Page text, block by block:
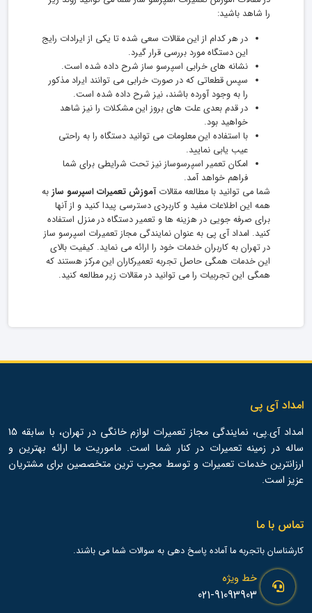
را شاهد باشید:
در هر کدام از این مقالات سعی شده تا یکی از ایرادات رایج
این دستگاه مورد بررسی قرار گیرد.
نشانه های خرابی اسپرسو ساز شرح داده شده است.
سپس قطعاتی که در صورت خرابی می توانند ایراد مذکور
را به وجود آورده باشند، نیز شرح داده شده است.
در قدم بعدی علت های بروز این مشکلات را نیز شاهد
خواهید بود.
با استفاده این معلومات می توانید دستگاه را به راحتی
عیب یابی نمایید.
امکان تعمیر اسپرسوساز نیز تحت شرایطی برای شما
فراهم خواهد آمد.
شما می توانید با مطالعه مقالاتآموزش تعمیرات اسپرسو ساز به
همه این اطلاعات مفید و کاربردی دسترسی پیدا کنید و از آنها
برای صرفه جویی در هزینه ها و تعمیر دستگاه در منزل استفاده
کنید. امداد آی پی به عنوان نمایندگی مجاز تعمیرات اسپرسو ساز
در تهران به کاربران خدمات خود را ارائه می نماید. کیفیت بالای
این خدمات همگی حاصل تجربه تعمیرکاران این مرکز هستند که
همگی این تجربیات را می توانید در مقالات زیر مطالعه کنید.
امداد آی پی
امداد آی.پی، نمایندگی مجاز تعمیرات لوازم خانگی در تهران، با سابقه 15
ساله در زمینه تعمیرات در کنار شما است. ماموریت ما ارائه بهترین و
ارزانترین خدمات تعمیرات و توسط مجرب ترین متخصصین برای مشتریان
عزیز است.
تماس با ما
کارشناسان باتجربه ما آماده پاسخ دهی به سوالات شما می باشند.
خط ویژه
021-91093903